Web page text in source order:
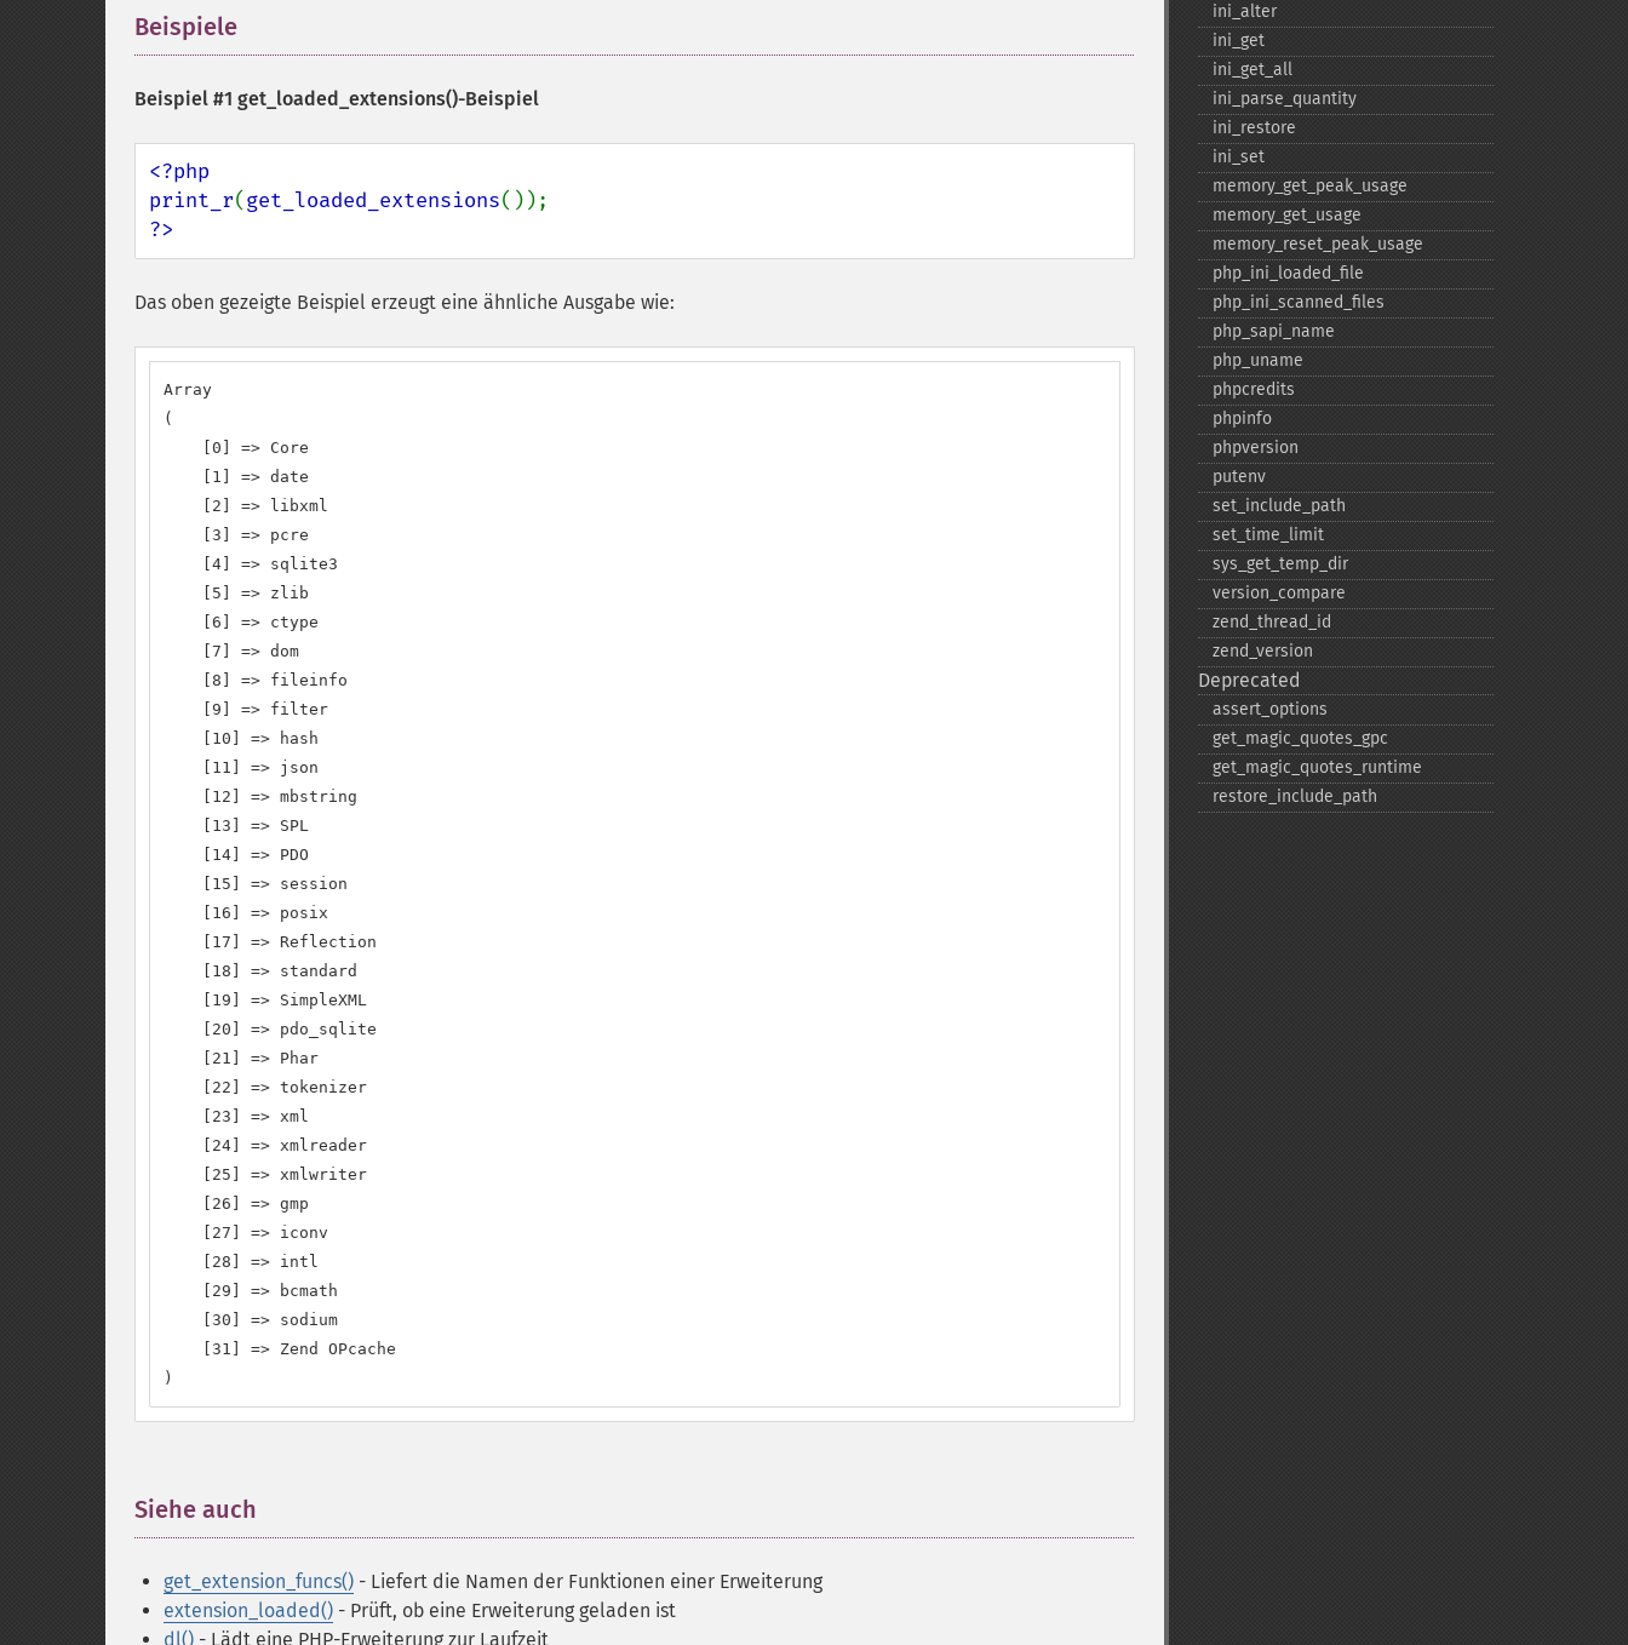
Beispiele
Beispiel #1 get_loaded_extensions()-Beispiel
<?php
print_r(get_loaded_extensions
?>
Das oben gezeigte Beispiel erzeugt eine ähnliche Ausgabe wie:
Array
(
    [0] => Core
    [1] => date
    [2] => libxml
    [3] => pcre
    [4] => sqlite3
    [5] => zlib
    [6] => ctype
    [7] => dom
    [8] => fileinfo
    [9] => filter
    [10] => hash
    [11] => json
    [12] => mbstring
    [13] => SPL
    [14] => PDO
    [15] => session
    [16] => posix
    [17] => Reflection
    [18] => standard
    [19] => SimpleXML
    [20] => pdo_sqlite
    [21] => Phar
    [22] => tokenizer
    [23] => xml
    [24] => xmlreader
    [25] => xmlwriter
    [26] => gmp
    [27] => iconv
    [28] => intl
    [29] => bcmath
    [30] => sodium
    [31] => Zend OPcache
)
Siehe auch
get_extension_funcs() - Liefert die Namen der Funktionen einer Erweiterung
extension_loaded() - Prüft, ob eine Erweiterung geladen ist
dl() - Lädt eine PHP-Erweiterung zur Laufzeit
ini_​alter
ini_​get
ini_​get_​all
ini_​parse_​quantity
ini_​restore
ini_​set
memory_​get_​peak_​usage
memory_​get_​usage
memory_​reset_​peak_​usage
php_​ini_​loaded_​file
php_​ini_​scanned_​files
php_​sapi_​name
php_​uname
phpcredits
phpinfo
phpversion
putenv
set_​include_​path
set_​time_​limit
sys_​get_​temp_​dir
version_​compare
zend_​thread_​id
zend_​version
Deprecated
assert_​options
get_​magic_​quotes_​gpc
get_​magic_​quotes_​runtime
restore_​include_​path